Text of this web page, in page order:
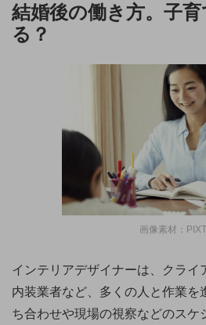
結婚後の働き方。子
る？
画像素材：
インテリアデザイナーは、クライ
内装業者など、多くの人と作業を
ち合わせや現場の視察などのスケ